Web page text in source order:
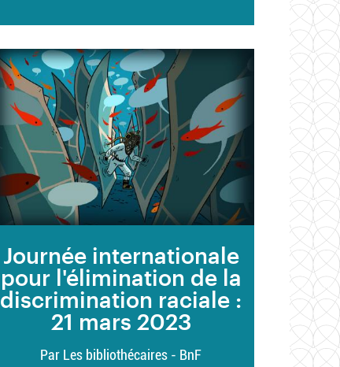
Journée internationale
pour l'élimination de la
discrimination raciale :
21 mars 2023
Par Les bibliothécaires - BnF